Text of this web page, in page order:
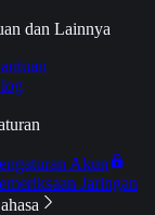
dan Lainnya
Akun
Jaringan